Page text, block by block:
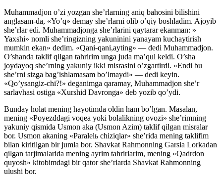
Muhammadjon o’zi yozgan she’rlarning aniq bahosini bilishini
anglasam-da, «Yo’q» demay she’rlarni olib o’qiy boshladim. Ajoyib
she’rlar edi. Muhammadjonga she’rlarini qaytarar ekanman: »
Yaxshi» nomli she’ringizning yakuninini yanayam kuchaytirish
mumkin ekan» dedim. «Qani-qani,ayting» — dedi Muhammadjon.
O’shanda taklif qilgan tahririm unga juda ma’qul keldi. O’sha
joydayoq she’rning yakuniy ikki misrasini o’zgartirdi. «Endi bu
she’rni sizga bag’ishlamasam bo’lmaydi» — dedi keyin.
«Qo’ysangiz-chi?!» deganimga qaramay, Muhammadjon she’r
sarlavhasi ostiga «Xurshid Davronga» deb yozib qo’ydi.
Bunday holat mening hayotimda oldin ham bo’lgan. Masalan,
mening «Poyezddagi voqea yoki bolalikning ovozi» she’rimning
yakuniy qismida Usmon aka (Usmon Azim) taklif qilgan misralar
bor. Usmon akaning «Paralelь chiziqlar» she’rida mening taklifim
bilan kiritilgan bir jumla bor. Shavkat Rahmonning Garsia Lorkadan
qilgan tarjimalarida mening ayrim tahrirlarim, mening «Qadrdon
quyosh» kitobimdagi bir qator she’rlarda Shavkat Rahmonning
ulushi bor.